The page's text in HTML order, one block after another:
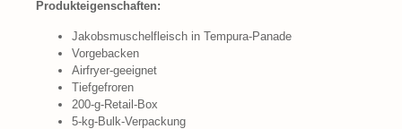
Produkteigenschaften:
Jakobsmuschelfleisch in Tempura-Panade
Vorgebacken
Airfryer-geeignet
Tiefgefroren
200-g-Retail-Box
5-kg-Bulk-Verpackung